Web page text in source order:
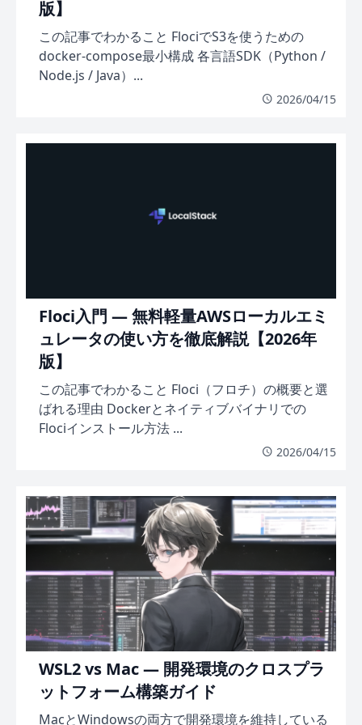
版】
この記事でわかること FlociでS3を使うための
docker-compose最小構成 各言語SDK（Python /
Node.js / Java）...
2026/04/15
Floci入門 — 無料軽量AWSローカルエミ
ュレータの使い方を徹底解説【2026年
版】
この記事でわかること Floci（フロチ）の概要と選
ばれる理由 Dockerとネイティブバイナリでの
Flociインストール方法 ...
2026/04/15
WSL2 vs Mac — 開発環境のクロスプラ
ットフォーム構築ガイド
MacとWindowsの両方で開発環境を維持している